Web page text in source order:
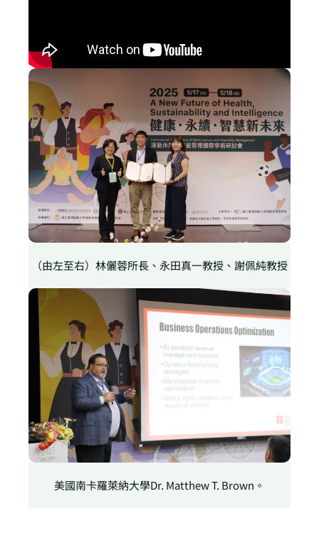
（由左至右）林儷蓉所長、永田真一教授、謝佩純教授
美國南卡羅萊納大學Dr. Matthew T. Brown。